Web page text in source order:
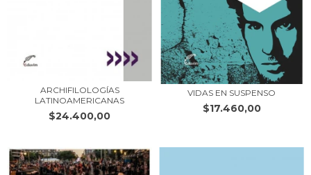
ARCHIFILOLOGÍAS
LATINOAMERICANAS
$24.400,00
VIDAS EN SUSPENSO
$17.460,00